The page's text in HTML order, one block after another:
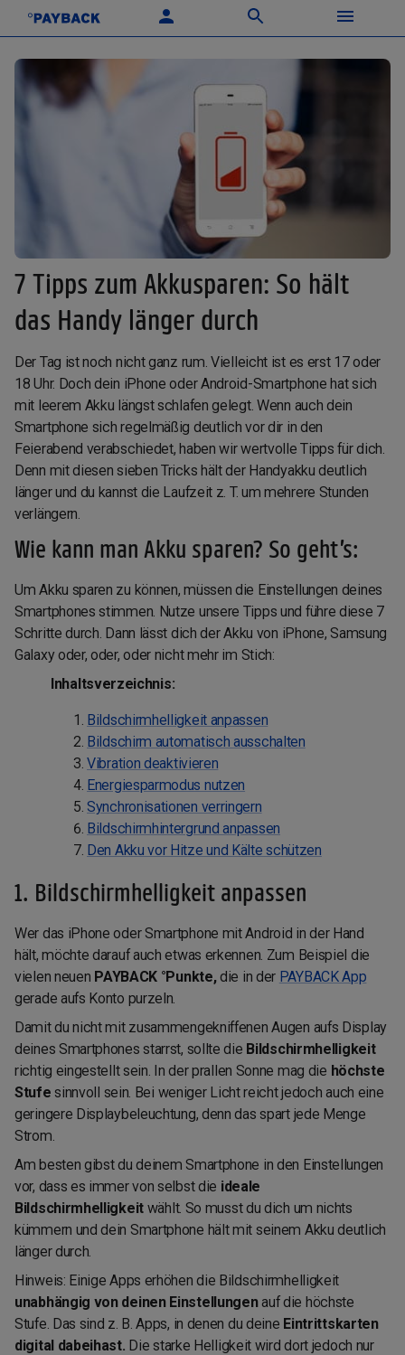
7 Tipps zum Akkusparen: So hält
das Handy länger durch
Der Tag ist noch nicht ganz rum. Vielleicht ist es erst 17 oder
18 Uhr. Doch dein iPhone oder Android-Smartphone hat sich
mit leerem Akku längst schlafen gelegt. Wenn auch dein
Smartphone sich regelmäßig deutlich vor dir in den
Feierabend verabschiedet, haben wir wertvolle Tipps für dich.
Denn mit diesen sieben Tricks hält der Handyakku deutlich
länger und du kannst die Laufzeit z. T. um mehrere Stunden
verlängern.
Wie kann man Akku sparen? So geht’s:
Um Akku sparen zu können, müssen die Einstellungen deines
Smartphones stimmen. Nutze unsere Tipps und führe diese 7
Schritte durch. Dann lässt dich der Akku von iPhone, Samsung
Galaxy oder, oder, oder nicht mehr im Stich:
Inhaltsverzeichnis:
Bildschirmhelligkeit anpassen
Bildschirm automatisch ausschalten
Vibration deaktivieren
Energiesparmodus nutzen
Synchronisationen verringern
Bildschirmhintergrund anpassen
Den Akku vor Hitze und Kälte schützen
1. Bildschirmhelligkeit anpassen
Wer das iPhone oder Smartphone mit Android in der Hand
hält, möchte darauf auch etwas erkennen. Zum Beispiel die
vielen neuen PAYBACK °Punkte,die in der PAYBACK App
gerade aufs Konto purzeln.
Damit du nicht mit zusammengekniffenen Augen aufs Display
deines Smartphones starrst, sollte die Bildschirmhelligkeit
richtig eingestellt sein. In der prallen Sonne mag die höchste
Stufesinnvoll sein. Bei weniger Licht reicht jedoch auch eine
geringere Displaybeleuchtung, denn das spart jede Menge
Strom.
Am besten gibst du deinem Smartphone in den Einstellungen
vor, dass es immer von selbst die ideale
Bildschirmhelligkeit wählt. So musst du dich um nichts
kümmern und dein Smartphone hält mit seinem Akku deutlich
länger durch.
Hinweis: Einige Apps erhöhen die Bildschirmhelligkeit
unabhängig von deinen Einstellungenauf die höchste
Stufe. Das sind z. B. Apps, in denen du deine Eintrittskarten
digital dabeihast. Die starke Helligkeit wird dort jedoch nur